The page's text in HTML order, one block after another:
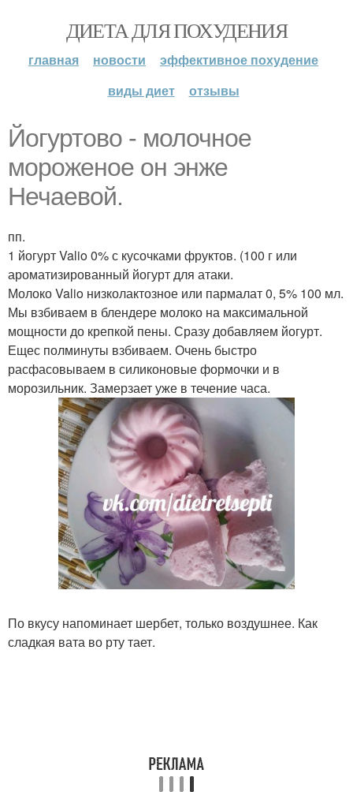
ДИЕТА ДЛЯ ПОХУДЕНИЯ
главная новости
эффективное похудение
виды диет
отзывы
Йогуртово - молочное
мороженое он энже
Нечаевой.
пп.
1 йогурт Valio 0% с кусочками фруктов. (100 г или
ароматизированный йогурт для атаки.
Молоко Valio низколактозное или пармалат 0, 5% 100 мл.
Мы взбиваем в блендере молоко на максимальной
мощности до крепкой пены. Сразу добавляем йогурт.
Ещес полминуты взбиваем. Очень быстро
расфасовываем в силиконовые формочки и в
морозильник. Замерзает уже в течение часа.
По вкусу напоминает шербет, только воздушнее. Как
сладкая вата во рту тает.